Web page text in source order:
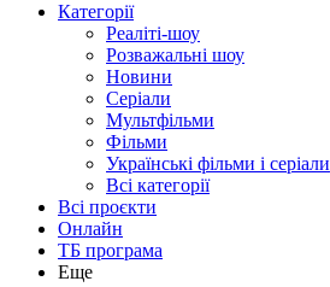
Категорії
Реаліті-шоу
Розважальні шоу
Новини
Серіали
Мультфільми
Фільми
Українські фільми і серіали
Всі категорії
Всі проєкти
Онлайн
ТБ програма
Еще